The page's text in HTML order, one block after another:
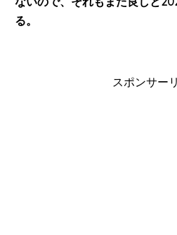
る。
スポンサー